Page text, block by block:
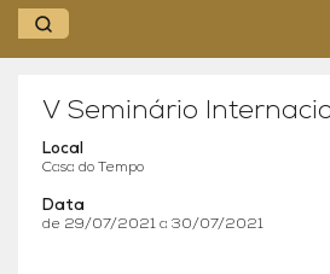
V Seminário
Local
Casa do Tempo
Data
de 29/07/2021 a 30/07/2021